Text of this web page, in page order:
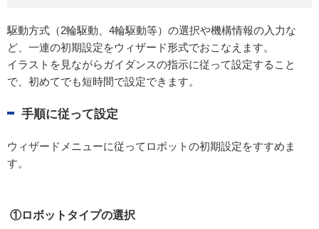
駆動方式（2輪駆動、4輪駆動等）の選択や機構情報の入力な
ど、一連の初期設定をウィザード形式でおこなえます。
イラストを見ながらガイダンスの指示に従って設定すること
で、初めてでも短時間で設定できます。
手順に従って設定
ウィザードメニューに従ってロボットの初期設定をすすめま
す。
①ロボットタイプの選択